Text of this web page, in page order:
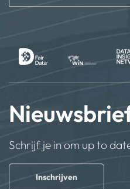
Schrijf je in om up to
Inschrijven